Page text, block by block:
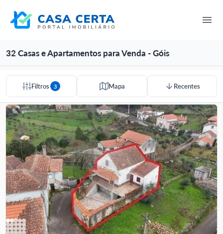
32 Casas e Apartamentos para Venda - Góis
Filtros 3 Mapa Recentes